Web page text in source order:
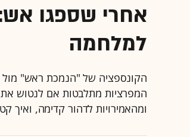
אחרי שספגו
למלחמה
הקונספציה של "הנמכת ראש" מול
המפרציות מתלבטות אם לנטוש
ומהאמירויות לדהור קדימה,